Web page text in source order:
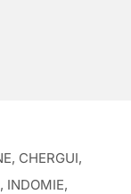
CHERGUI,
INDOMIE,